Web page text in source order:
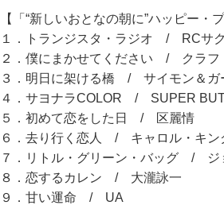
【「“新しいおとなの朝に”ハッピー・
１．トランジスタ・ラジオ / RCサ
２．僕にまかせてください / クラフ
３．明日に架ける橋 / サイモン＆ガ
４．サヨナラCOLOR / SUPER
５．初めて恋をした日 / 区麗情
６．去り行く恋人 / キャロル・キン
７．リトル・グリーン・バッグ / ジ
８．恋するカレン / 大瀧詠一
９．甘い運命 / UA